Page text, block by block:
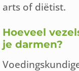
arts of diëtist.
Hoeveel
je darmen?